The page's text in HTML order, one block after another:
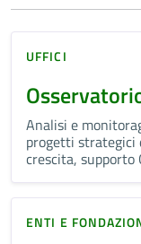
UFFICI
Analisi e
progetti strategici
crescita,
ENTI E